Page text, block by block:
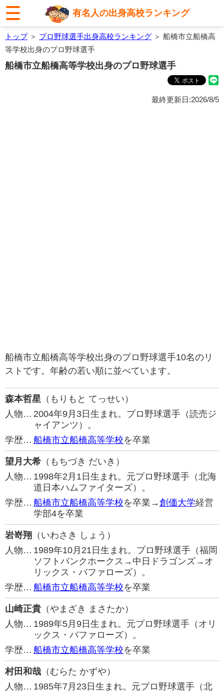
有名人の出身高校ランキング
トップ＞ プロ野球選手出身高校ランキング ＞ 船橋市立船橋高
等学校出身のプロ野球選手
船橋市立船橋高等学校出身のプロ野球選手
最終更新日:2026/8/5
船橋市立船橋高等学校出身のプロ野球選手10名のリ
ストです。年齢の若い順に並べています。
森本哲星 （もりもと てっせい）
人物… 2004年9月3日生まれ。プロ野球選手（読売ジ
ャイアンツ）。
学歴… 船橋市立船橋高等学校を卒業
望月大希 （もちづき だいき）
人物… 1998年2月1日生まれ。元プロ野球選手（北海
道日本ハムファイターズ）。
学歴… 船橋市立船橋高等学校を卒業→創価大学経営
学部4を卒業
岩嵜翔 （いわさき しょう）
人物… 1989年10月21日生まれ。プロ野球選手（福岡
ソフトバンクホークス→中日ドラゴンズ→オ
リックス・バファローズ）。
学歴… 船橋市立船橋高等学校を卒業
山崎正貴 （やまざき まさたか）
人物… 1989年5月9日生まれ。元プロ野球選手（オリ
ックス・バファローズ）。
学歴… 船橋市立船橋高等学校を卒業
村田和哉 （むらた かずや）
人物… 1985年7月23日生まれ。元プロ野球選手（北